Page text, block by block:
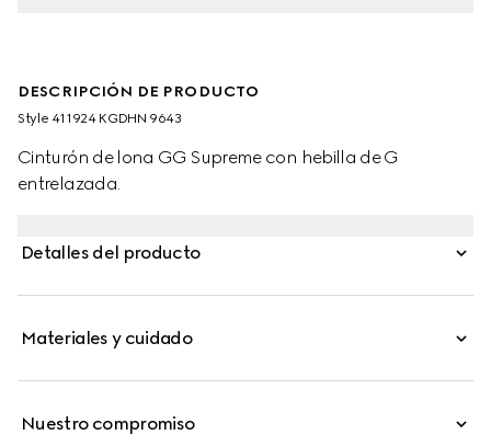
DESCRIPCIÓN DE PRODUCTO
Style ‎411924 KGDHN 9643
Cinturón de lona GG Supreme con hebilla de G
entrelazada.
Detalles del producto
Materiales y cuidado
Nuestro compromiso